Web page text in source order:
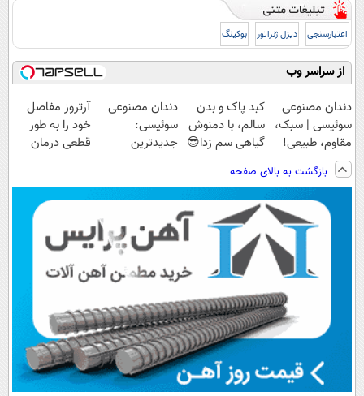
اعتبارسنجی دیزل ژنراتور بوکینگ
از سراسر وب
دندان مصنوعی
سوئیسی | سبک،
مقاوم، طبیعی!
ویزیت
رایگان+پرداخت
اقساطی😍
کبد پاک و بدن
سالم، با دمنوش
گیاهی سم زدا😎
دندان مصنوعی
سوئیسی:
جدیدترین
پرداخت قسطی
آرتروز مفاصل
خود را به طور
قطعی درمان
بازگشت به بالای صفحه